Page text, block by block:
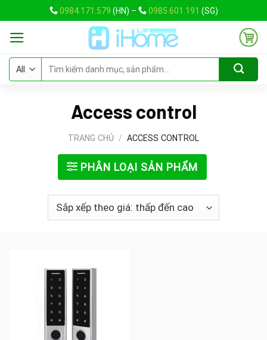
to
content
0984.171.579 (HN) – 0985.601.191 (SG)
kiếm:
Access control
TRANG CHỦ / ACCESS CONTROL
PHÂN LOẠI SẢN PHẨM